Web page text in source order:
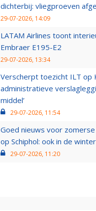
dichterbij: vliegproeven
29-07-2026, 14:09
LATAM Airlines toont
Embraer E195-E2
29-07-2026, 13:34
Verscherpt toezicht ILT op
administratieve
middel’
29-07-2026, 11:54
Goed nieuws voor
op Schiphol: ook in de
29-07-2026, 11:20